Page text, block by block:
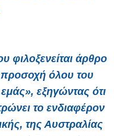
φιλοξενείται άρθρο
προσοχή όλου του
εξηγώντας ότι
το ενδιαφέρον
της Αυστραλίας